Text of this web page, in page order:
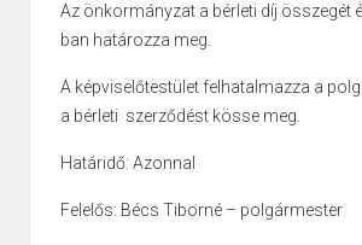
Az önkormányzat a bérleti díj összegét
ban határozza meg.
A képviselőtestület felhatalmazza a
a bérleti szerződést kösse meg.
Határidő: Azonnal
Felelős: Bécs Tiborné – polgármester